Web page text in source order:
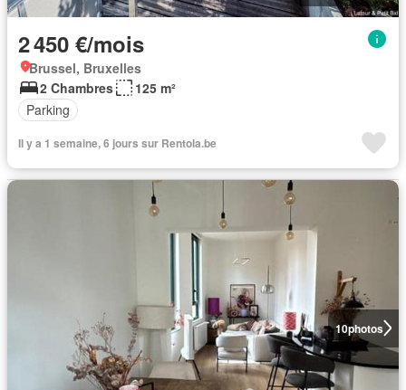
2 450 €/mois
Brussel, Bruxelles
2 Chambres
125 m²
Parking
Il y a 1 semaine, 6 jours sur Rentola.be
10photos